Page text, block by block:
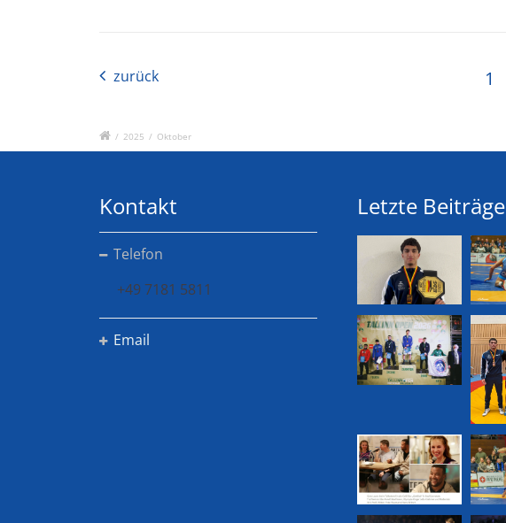
zurück 1
/ 2025 / Oktober
Kontakt
Telefon
+49 7181 5811
Email
Letzte Beiträge